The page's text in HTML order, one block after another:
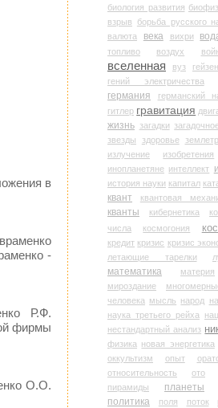
в
-
Р.Ф.
фирмы
О.О.
биология развития
взрыв
борьба русского
валюта века вихри
топливо
воздух
вселенная
вуз
гений электричества
германия
германский
гитлер гравитация
жизнь загадки загадочное
звезды
здоровье
излучение
изобретения
инопланетяне интеллект
история науки капитал
квант квантовая
кванты кибернетика
числа
космогония
кредит кризис кризис
летающие тарелки
математика материя
мироздание
человека мысль народ
наука третьего рейха
нестандартный анализ
физика новая энергетика
оккультизм
опыт
относительность
ото
пирамиды
планеты
политика
поля поток